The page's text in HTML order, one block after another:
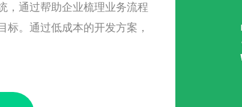
，通过帮助企业梳理业务流程
。通过低成本的开发方案，